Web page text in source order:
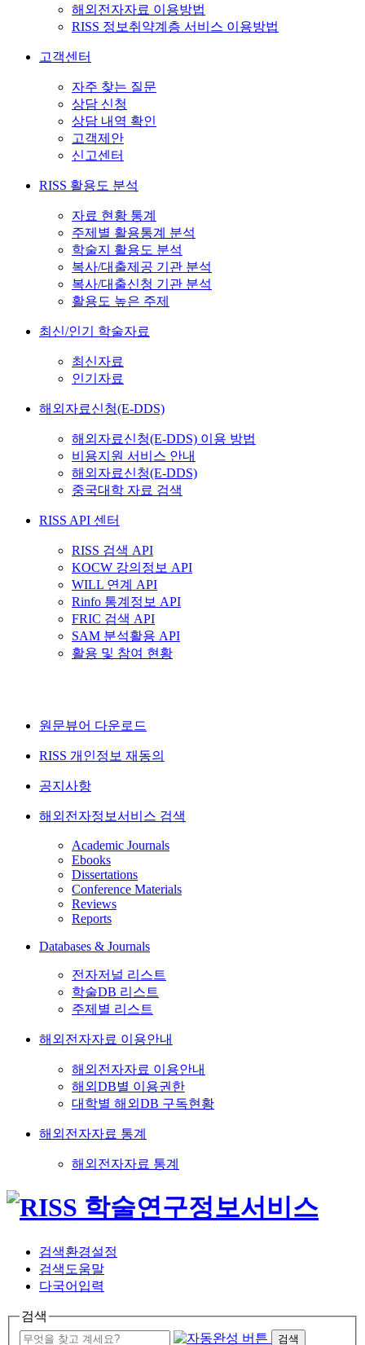
해외전자자료 이용방법
RISS 정보취약계층 서비스 이용방법
고객센터
자주 찾는 질문
상담 신청
상담 내역 확인
고객제안
신고센터
RISS 활용도 분석
자료 현황 통계
주제별 활용통계 분석
학술지 활용도 분석
복사/대출제공 기관 분석
복사/대출신청 기관 분석
활용도 높은 주제
최신/인기 학술자료
최신자료
인기자료
해외자료신청(E-DDS)
해외자료신청(E-DDS) 이용 방법
비용지원 서비스 안내
해외자료신청(E-DDS)
중국대학 자료 검색
RISS API 센터
RISS 검색 API
KOCW 강의정보 API
WILL 연계 API
Rinfo 통계정보 API
FRIC 검색 API
SAM 분석활용 API
활용 및 참여 현황
원문뷰어 다운로드
RISS 개인정보 재동의
공지사항
해외전자정보서비스 검색
Academic Journals
Ebooks
Dissertations
Conference Materials
Reviews
Reports
Databases & Journals
전자저널 리스트
학술DB 리스트
주제별 리스트
해외전자자료 이용안내
해외전자자료 이용안내
해외DB별 이용권한
대학별 해외DB 구독현황
해외전자자료 통계
해외전자자료 통계
검색환경설정
검색도움말
다국어입력
검색
검색